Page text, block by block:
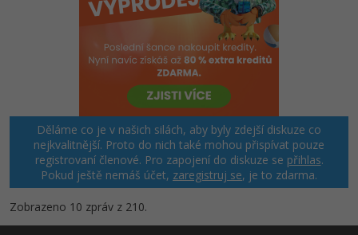
Děláme co je v našich silách, aby byly zdejší diskuze co
nejkvalitnější. Proto do nich také mohou přispívat pouze
registrovaní členové. Pro zapojení do diskuze se přihlas.
Pokud ještě nemáš účet, zaregistruj se, je to zdarma.
Zobrazeno 10 zpráv z 210.